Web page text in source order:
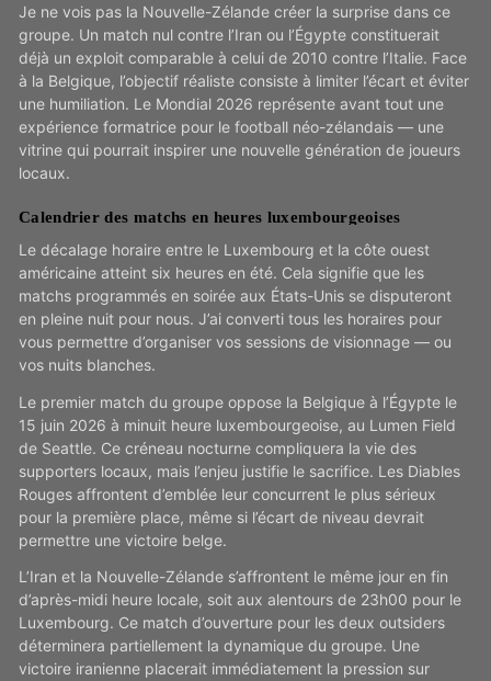
Je ne vois pas la Nouvelle-Zélande créer la surprise dans ce
groupe. Un match nul contre l’Iran ou l’Égypte constituerait
déjà un exploit comparable à celui de 2010 contre l’Italie. Face
à la Belgique, l’objectif réaliste consiste à limiter l’écart et éviter
une humiliation. Le Mondial 2026 représente avant tout une
expérience formatrice pour le football néo-zélandais — une
vitrine qui pourrait inspirer une nouvelle génération de joueurs
locaux.
Calendrier des matchs en heures luxembourgeoises
Le décalage horaire entre le Luxembourg et la côte ouest
américaine atteint six heures en été. Cela signifie que les
matchs programmés en soirée aux États-Unis se disputeront
en pleine nuit pour nous. J’ai converti tous les horaires pour
vous permettre d’organiser vos sessions de visionnage — ou
vos nuits blanches.
Le premier match du groupe oppose la Belgique à l’Égypte le
15 juin 2026 à minuit heure luxembourgeoise, au Lumen Field
de Seattle. Ce créneau nocturne compliquera la vie des
supporters locaux, mais l’enjeu justifie le sacrifice. Les Diables
Rouges affrontent d’emblée leur concurrent le plus sérieux
pour la première place, même si l’écart de niveau devrait
permettre une victoire belge.
L’Iran et la Nouvelle-Zélande s’affrontent le même jour en fin
d’après-midi heure locale, soit aux alentours de 23h00 pour le
Luxembourg. Ce match d’ouverture pour les deux outsiders
déterminera partiellement la dynamique du groupe. Une
victoire iranienne placerait immédiatement la pression sur